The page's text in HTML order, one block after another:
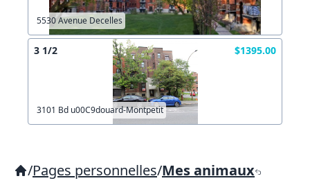
5530 Avenue Decelles
3 1/2 $1395.00
3101 Bd u00C9douard-Montpetit
/Pages personnelles/Mes animaux